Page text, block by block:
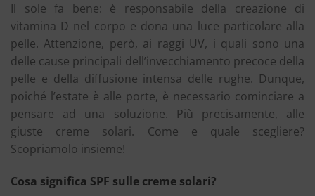
Il sole fa bene: è responsabile della creazione di
vitamina D nel corpo e dona una luce particolare alla
pelle. Attenzione, però, ai raggi UV, i quali sono una
delle cause principali dell’invecchiamento precoce della
pelle e della diffusione intensa delle rughe. Dunque,
poiché l’estate è alle porte, è necessario cominciare a
pensare ad una soluzione. Più precisamente, alle
giuste creme solari. Come e quale scegliere?
Scopriamolo insieme!
Cosa significa SPF sulle creme solari?